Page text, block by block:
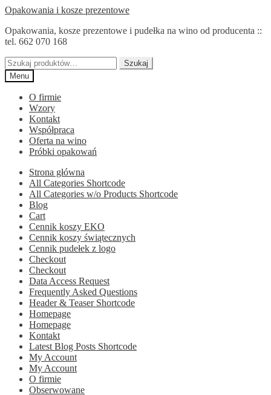
Przejdź
nawigacji
Przejdź
treści
Opakowania i kosze prezentowe
Opakowania, kosze prezentowe i pudełka na wino od producenta ::
tel. 662 070 168
Szukaj:
Szukaj
Menu
O firmie
Wzory
Kontakt
Współpraca
Oferta na wino
Próbki opakowań
Strona główna
All Categories Shortcode
All Categories w/o Products Shortcode
Blog
Cart
Cennik koszy EKO
Cennik koszy świątecznych
Cennik pudełek z logo
Checkout
Checkout
Data Access Request
Frequently Asked Questions
Header & Teaser Shortcode
Homepage
Homepage
Kontakt
Latest Blog Posts Shortcode
My Account
My Account
O firmie
Obserwowane